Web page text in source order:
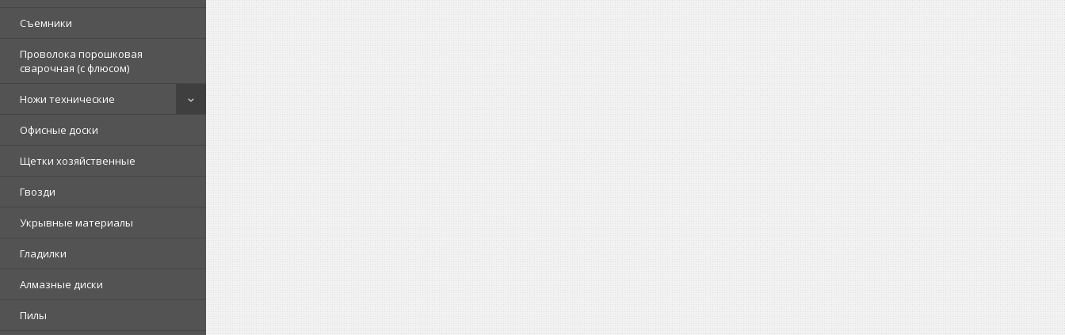
Съемники
Проволока порошковая
сварочная (с флюсом)
Ножи технические
Офисные доски
Щетки хозяйственные
Гвозди
Укрывные материалы
Гладилки
Алмазные диски
Пилы